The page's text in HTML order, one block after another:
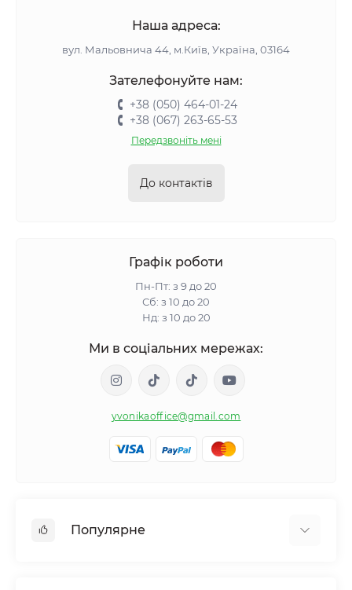
Наша адреса:
вул. Мальовнича 44, м.Київ, Україна, 03164
Зателефонуйте нам:
+38 (050) 464-01-24
+38 (067) 263-65-53
Передзвоніть мені
До контактів
Графік роботи
Пн-Пт: з 9 до 20
Сб: з 10 до 20
Нд: з 10 до 20
Ми в соціальних мережах:
yvonikaoffice@gmail.com
Популярне